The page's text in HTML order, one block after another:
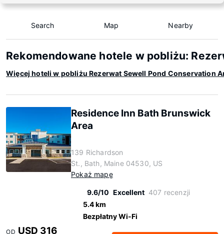
Search Map Nearby
Rekomendowane hotele w pobliżu:
Więcej hoteli w pobliżu Rezerwat Sewell Pond Conservation
Residence Inn Bath Brunswick
Area
139 Richardson
St., Bath, Maine 04530, US
Pokaż mapę
9.6/10 Excellent 407 recenzji
5.4 km
Bezpłatny Wi-Fi
OD USD 316